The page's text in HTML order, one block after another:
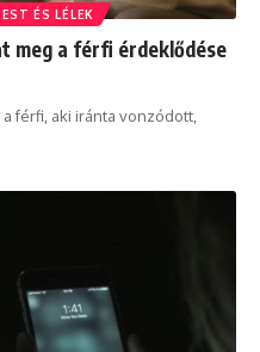
ÉS LÉLEK
meg a férfi érdeklődése
férfi, aki iránta vonzódott,